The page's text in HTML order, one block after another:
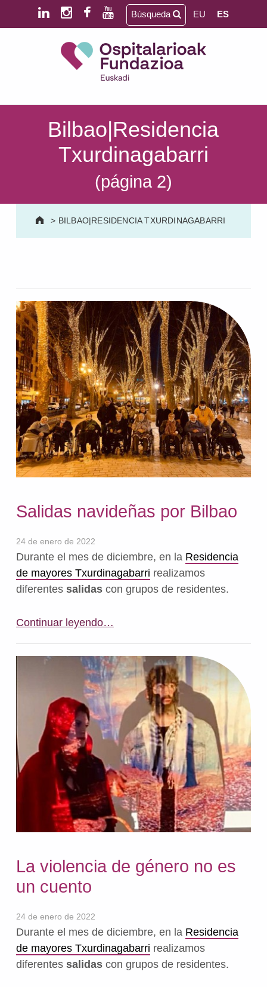
Saltar al contenido principal
Saltar al pie de página
SALUD MENTAL | DISCAPACIDAD INTELECTUAL | NEURORREHABILITACIÓN Y DAÑO CEREBRAL | PERSONA MAYOR
Búsqueda EU ES
Bilbao|Residencia
Txurdinagabarri
(página 2)
> BILBAO|RESIDENCIA TXURDINAGABARRI
Salidas navideñas por Bilbao
24 de enero de 2022
Durante el mes de diciembre, en la Residencia
de mayores Txurdinagabarri realizamos
diferentes salidascon grupos de residentes.
Continuar leyendo…
La violencia de género no es
un cuento
24 de enero de 2022
Durante el mes de diciembre, en la Residencia
de mayores Txurdinagabarri realizamos
diferentes salidascon grupos de residentes.